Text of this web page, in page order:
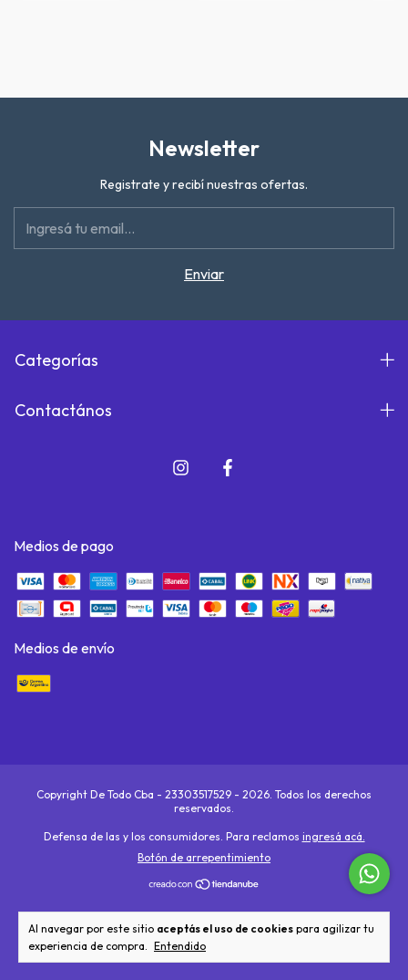
Al navegar por este sitio aceptás el uso de cookies para agilizar tu
experiencia de compra. Entendido
Newsletter
Registrate y recibí nuestras ofertas.
Categorías
Contactános
Medios de pago
Medios de envío
Copyright De Todo Cba - 23303517529 - 2026. Todos los derechos
reservados.
Defensa de las y los consumidores. Para reclamos ingresá acá.
Botón de arrepentimiento